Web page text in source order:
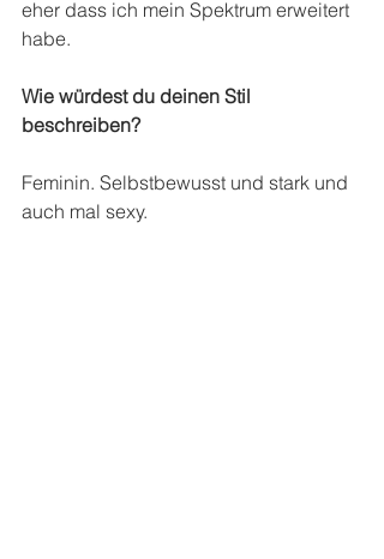
eher dass ich mein Spektrum erweitert
habe.
Wie würdest du deinen Stil
beschreiben?
Feminin. Selbstbewusst und stark und
auch mal sexy.